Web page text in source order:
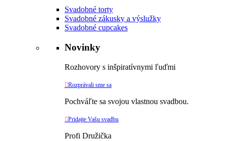
Svadobné torty
Svadobné zákusky a výslužky
Svadobné cupcakes
Novinky
Rozhovory s inšpiratívnymi ľuďmi
Rozprávali sme sa
Pochváľte sa svojou vlastnou svadbou.
Pridajte Vašu svadbu
Profi Družička